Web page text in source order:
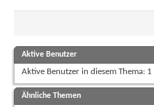
Aktive Benutzer
Aktive Benutzer in diesem Thema: 1
Ähnliche Themen